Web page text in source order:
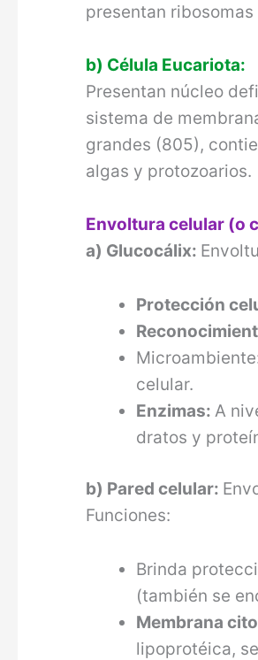
presentan
b) Célula Eucariota:
Presentan núcleo
sis­tema de
grandes (805),
algas y protozoarios.
Envoltura celular (o
a) Glucocálix:
Protección
celular.
Enzimas:A
dratos y
b) Pared celular:
Funciones:
Brinda
(también se
Membrana
lipopro­téica,